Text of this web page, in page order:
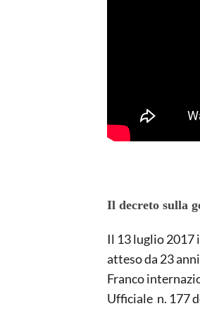
Il decreto sulla
Il 13 luglio 2017
atteso da 23
Franco
Ufficiale n. 177